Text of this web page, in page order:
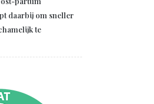
daarbij om sneller
te